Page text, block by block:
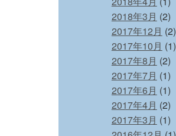
2018年3月 (2)
2017年12月 (2)
2017年10月 (1)
2017年8月 (2)
2017年7月 (1)
2017年6月 (1)
2017年4月 (2)
2017年3月 (1)